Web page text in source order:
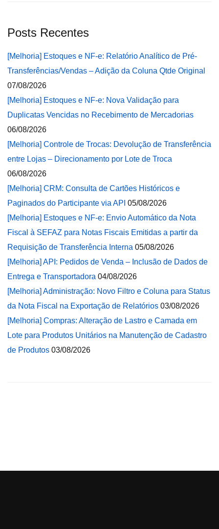
Posts Recentes
[Melhoria] Estoques e NF-e: Relatório Analítico de Pré-
Transferências/Vendas – Adição da Coluna Qtde Original
07/08/2026
[Melhoria] Estoques e NF-e: Nova Validação para
Duplicatas Vencidas no Recebimento de Mercadorias
06/08/2026
[Melhoria] Controle de Trocas: Devolução de Transferência
entre Lojas – Direcionamento por Lote de Troca
06/08/2026
[Melhoria] CRM: Consulta de Cartões Históricos e
Paginados do Participante via API 05/08/2026
[Melhoria] Estoques e NF-e: Envio Automático da Nota
Fiscal à SEFAZ para Notas Fiscais Emitidas a partir da
Requisição de Transferência Interna 05/08/2026
[Melhoria] API: Pedidos de Venda – Inclusão de Dados de
Entrega e Transportadora 04/08/2026
[Melhoria] Administração: Novo Filtro e Coluna para Status
da Nota Fiscal na Exportação de Relatórios 03/08/2026
[Melhoria] Compras: Alteração de Lastro e Camada em
Lote para Produtos Unitários na Manutenção de Cadastro
de Produtos 03/08/2026